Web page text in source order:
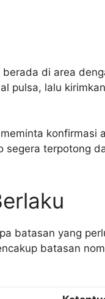
di area
pulsa, lalu
konfirmasi
segera terpotong
batasan yang
batasan